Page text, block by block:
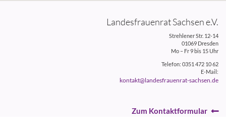
Landesfrauenrat Sachsen e.V.
Strehlener Str. 12-14
01069 Dresden
Mo – Fr 9 bis 15 Uhr
Telefon: 0351 472 10 62
E-Mail:
kontakt@landesfrauenrat-sachsen.de
Zum Kontaktformular